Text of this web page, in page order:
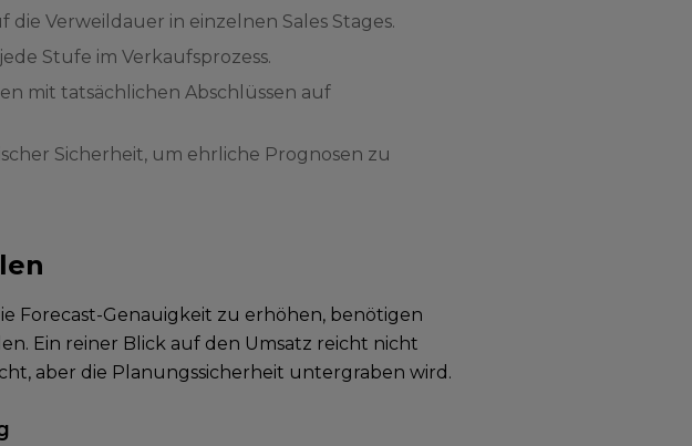
Verweildauer in einzelnen Sales Stages.
Stufe im Verkaufsprozess.
mit tatsächlichen Abschlüssen auf
Sicherheit, um ehrliche Prognosen zu
Forecast-Genauigkeit zu erhöhen, benötigen
Ein reiner Blick auf den Umsatz reicht nicht
aber die Planungssicherheit untergraben wird.